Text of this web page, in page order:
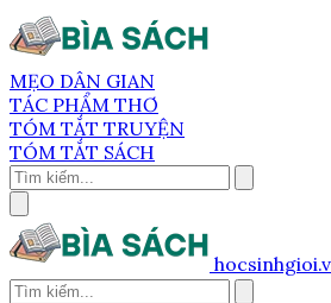
MẸO DÂN GIAN
TÁC PHẨM THƠ
TÓM TẮT TRUYỆN
TÓM TẮT SÁCH